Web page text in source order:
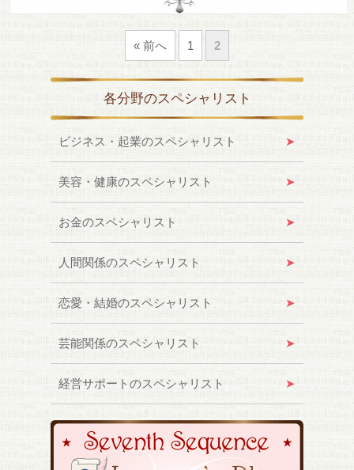
« 前へ 1 2
各分野のスペシャリスト
ビジネス・起業のスペシャリスト
美容・健康のスペシャリスト
お金のスペシャリスト
人間関係のスペシャリスト
恋愛・結婚のスペシャリスト
芸能関係のスペシャリスト
経営サポートのスペシャリスト